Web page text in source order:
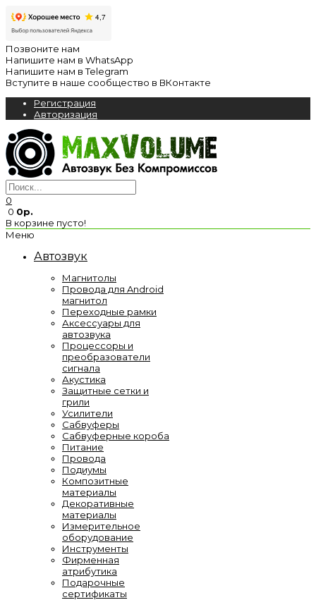
Позвоните нам
Напишите нам в WhatsApp
Напишите нам в Telegram
Вступите в наше сообщество в ВКонтакте
Регистрация
Авторизация
0
0 0р.
В корзине пусто!
Меню
Автозвук
Магнитолы
Провода для Android
магнитол
Переходные рамки
Аксессуары для
автозвука
Процессоры и
преобразователи
сигнала
Акустика
Защитные сетки и
грили
Усилители
Сабвуферы
Сабвуферные короба
Питание
Провода
Подиумы
Композитные
материалы
Декоративные
материалы
Измерительное
оборудование
Инструменты
Фирменная
атрибутика
Подарочные
сертификаты